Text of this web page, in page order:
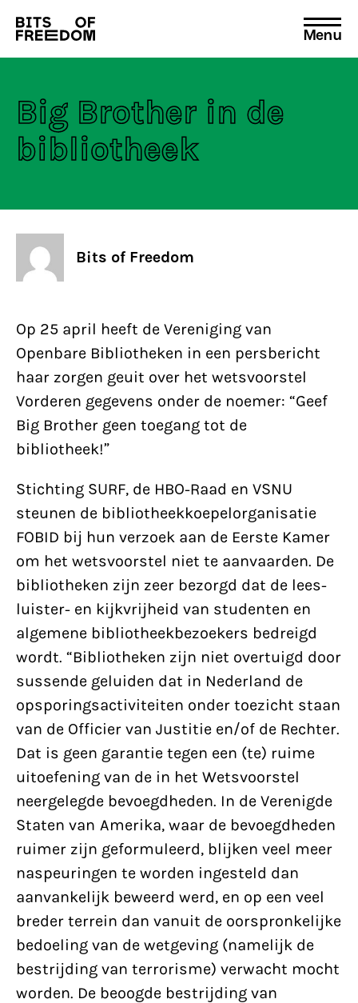
Search
for:
Menu
Big Brother in de
bibliotheek
Bits of Freedom
Op 25 april heeft de Vereniging van
Openbare Bibliotheken in een persbericht
haar zorgen geuit over het wetsvoorstel
Vorderen gegevens onder de noemer: “Geef
Big Brother geen toegang tot de
bibliotheek!”
Stichting SURF, de HBO-Raad en VSNU
steunen de bibliotheekkoepelorganisatie
FOBID bij hun verzoek aan de Eerste Kamer
om het wetsvoorstel niet te aanvaarden. De
bibliotheken zijn zeer bezorgd dat de lees-
luister- en kijkvrijheid van studenten en
algemene bibliotheekbezoekers bedreigd
wordt. “Bibliotheken zijn niet overtuigd door
sussende geluiden dat in Nederland de
opsporingsactiviteiten onder toezicht staan
van de Officier van Justitie en/of de Rechter.
Dat is geen garantie tegen een (te) ruime
uitoefening van de in het Wetsvoorstel
neergelegde bevoegdheden. In de Verenigde
Staten van Amerika, waar de bevoegdheden
ruimer zijn geformuleerd, blijken veel meer
naspeuringen te worden ingesteld dan
aanvankelijk beweerd werd, en op een veel
breder terrein dan vanuit de oorspronkelijke
bedoeling van de wetgeving (namelijk de
bestrijding van terrorisme) verwacht mocht
worden. De beoogde bestrijding van